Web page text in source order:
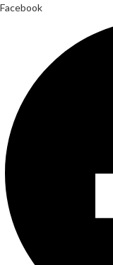
Facebook